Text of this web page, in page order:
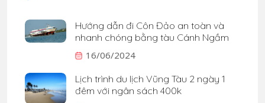
Hướng dẫn đi Côn Đảo an toàn và
nhanh chóng bằng tàu Cánh Ngầm
16/06/2024
Lịch trình du lịch Vũng Tàu 2 ngày 1
đêm với ngân sách 400k